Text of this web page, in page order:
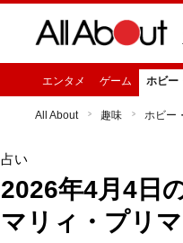
エンタメ ゲーム ホビー
All About 趣味 ホビー
占い
2026年4月4日
マリィ・プリ